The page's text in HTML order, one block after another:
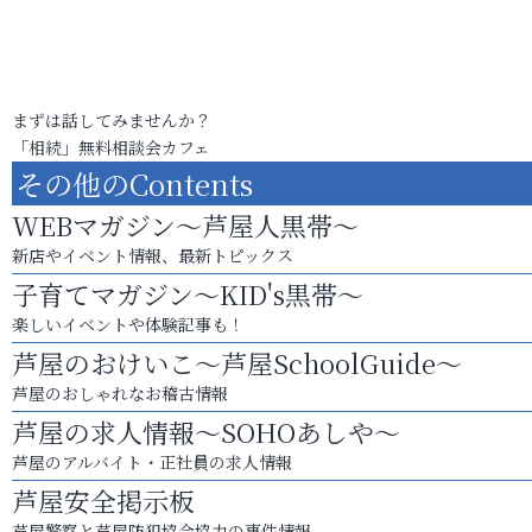
まずは話してみませんか？
「相続」無料相談会カフェ
その他のContents
WEBマガジン～芦屋人黒帯～
新店やイベント情報、最新トピックス
子育てマガジン～KID's黒帯～
楽しいイベントや体験記事も！
芦屋のおけいこ～芦屋SchoolGuide～
芦屋のおしゃれなお稽古情報
芦屋の求人情報～SOHOあしや～
芦屋のアルバイト・正社員の求人情報
芦屋安全掲示板